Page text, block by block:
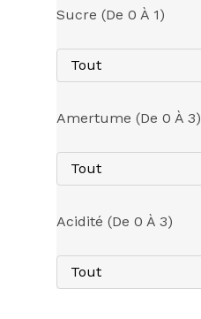
Sucre (de 0 À 1)
Tout
Amertume (de 0 À 3)
Tout
Acidité (de 0 À 3)
Tout